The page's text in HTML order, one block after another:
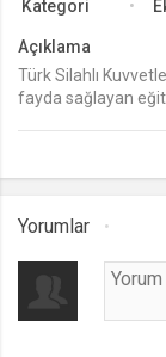
Kategori
Açıklama
Türk Silahlı
fayda sağlayan
Komutanlığı'nda
köpek, mayın
Yorumlar